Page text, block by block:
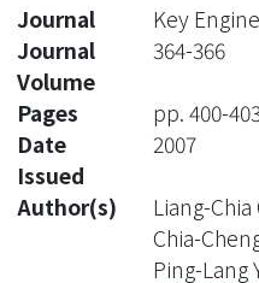
Journal
Key
Journal
Volume
364-366
Pages
pp. 400-
Date
Issued
2007
Author(s)
Liang-Chia
Chia-
Ping-Lang